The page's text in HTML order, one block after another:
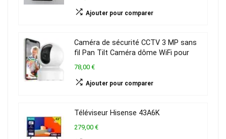
Ajouter pour comparer
Caméra de sécurité CCTV 3 MP sans
fil Pan Tilt Caméra dôme WiFi pour
78,00 €
Ajouter pour comparer
Téléviseur Hisense 43A6K
279,00 €